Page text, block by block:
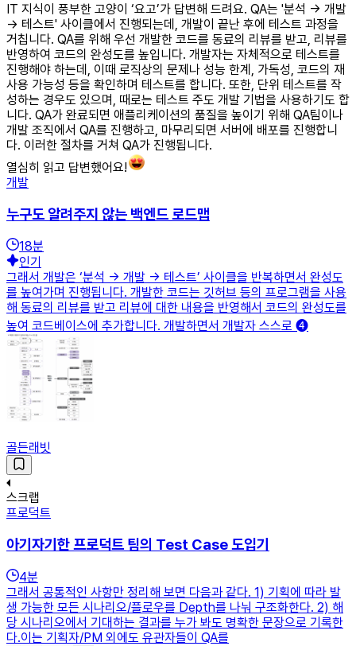
IT 지식이 풍부한 고양이 ‘요고’가 답변해 드려요. QA는 '분석 → 개발
→ 테스트' 사이클에서 진행되는데, 개발이 끝난 후에 테스트 과정을
거칩니다. QA를 위해 우선 개발한 코드를 동료의 리뷰를 받고, 리뷰를
반영하여 코드의 완성도를 높입니다. 개발자는 자체적으로 테스트를
진행해야 하는데, 이때 로직상의 문제나 성능 한계, 가독성, 코드의 재
사용 가능성 등을 확인하며 테스트를 합니다. 또한, 단위 테스트를 작
성하는 경우도 있으며, 때로는 테스트 주도 개발 기법을 사용하기도 합
니다. QA가 완료되면 애플리케이션의 품질을 높이기 위해 QA팀이나
개발 조직에서 QA를 진행하고, 마무리되면 서버에 배포를 진행합니
다. 이러한 절차를 거쳐 QA가 진행됩니다.
열심히 읽고 답변했어요!
개발
누구도 알려주지 않는 백엔드 로드맵
18분
인기
그래서 개발은 ‘분석 → 개발 → 테스트’ 사이클을 반복하면서 완성도
를 높여가며 진행됩니다. 개발한 코드는 깃허브 등의 프로그램을 사용
해 동료의 리뷰를 받고 리뷰에 대한 내용을 반영해서 코드의 완성도를
높여 코드베이스에 추가합니다. 개발하면서 개발자 스스로 ➍
골든래빗
스크랩
프로덕트
아기자기한 프로덕트 팀의 Test Case 도입기
4분
그래서 공통적인 사항만 정리해 보면 다음과 같다. 1) 기획에 따라 발
생 가능한 모든 시나리오/플로우를 Depth를 나눠 구조화한다. 2) 해
당 시나리오에서 기대하는 결과를 누가 봐도 명확한 문장으로 기록한
다.이는 기획자/PM 외에도 유관자들이 QA를